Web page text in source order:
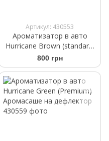
Артикул: 430553
Ароматизатор в авто
Hurricane Brown (standart)
Аромасаше на дефлектор
800 грн